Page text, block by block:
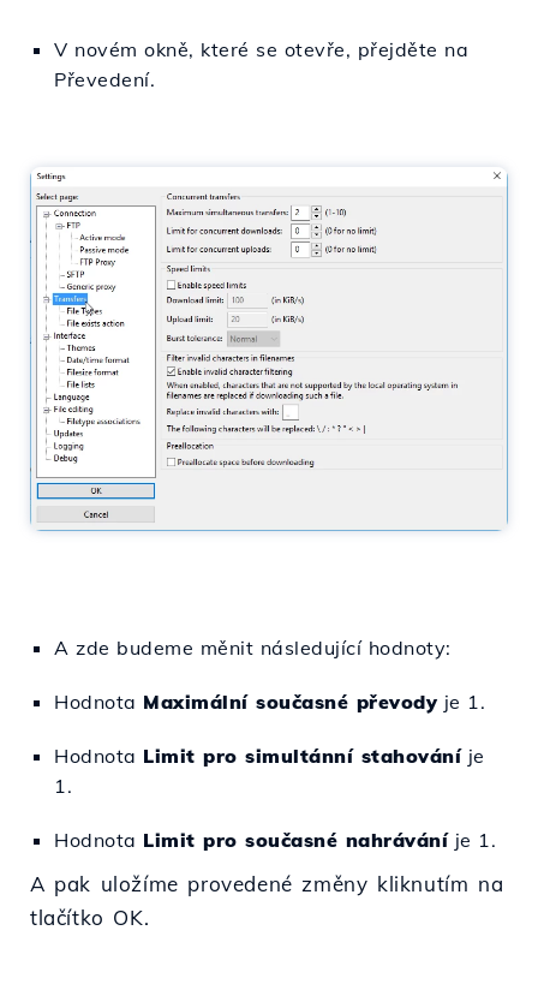
V novém okně, které se otevře, přejděte na
Převedení.
A zde budeme měnit následující hodnoty:
Hodnota Maximální současné převody je 1.
Hodnota Limit pro simultánní stahováníje
1.
Hodnota Limit pro současné nahráváníje 1.
A pak uložíme provedené změny kliknutím na
tlačítko OK.